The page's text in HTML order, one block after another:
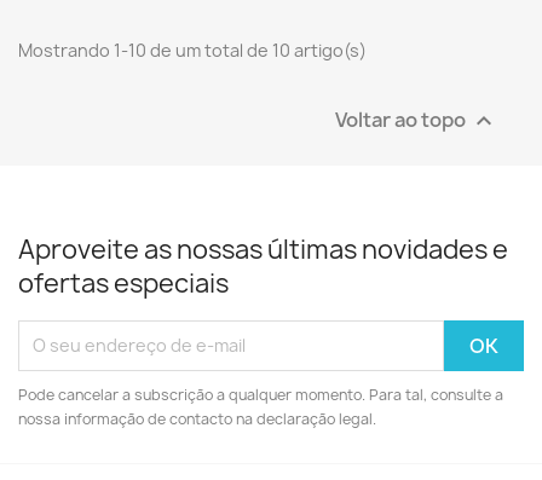
Mostrando 1-10 de um total de 10 artigo(s)
Voltar ao topo 
Aproveite as nossas últimas novidades e
ofertas especiais
Pode cancelar a subscrição a qualquer momento. Para tal, consulte a
nossa informação de contacto na declaração legal.